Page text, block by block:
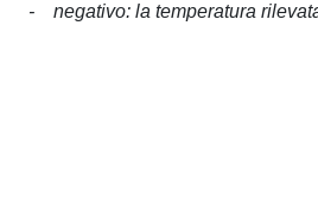
- negativo: la temperatura